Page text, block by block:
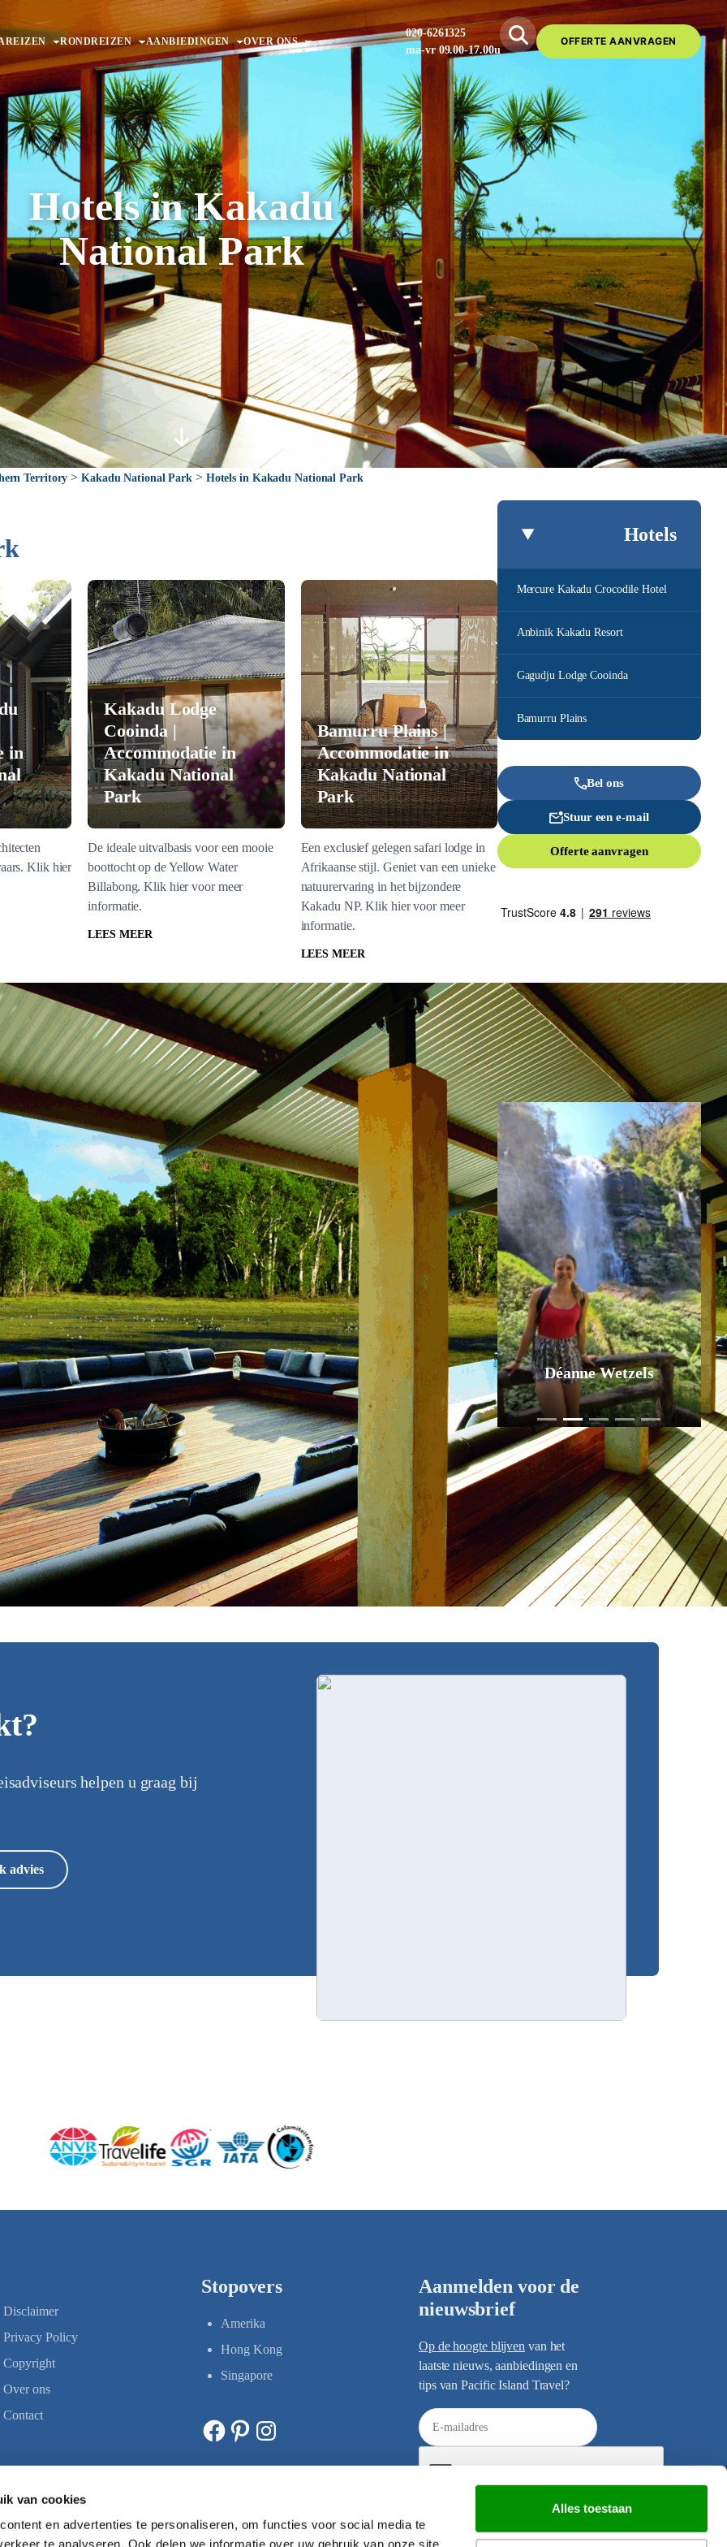
van cookies
en advertenties te personaliseren, om functies voor social media te
te analyseren. Ook delen we informatie over uw gebruik van onze site
Alles toestaan
RONDREIZEN AANBIEDINGEN OVER ONS
020-6261325
ma-vr 09.00-17.00u
OFFERTE AANVRAGEN
Hotels in Kakadu
National Park
Territory >Kakadu National Park > Hotels in Kakadu National Park
Hotels
Mercure Kakadu Crocodile Hotel
Anbinik Kakadu Resort
Gagudju Lodge Cooinda
Bamurru Plains
Bel ons
Stuur een e-mail
Offerte aanvragen
Inspiratie nodig?
Jurgen Pol
in
Klik hier
Kakadu Lodge
Cooinda |
Accommodatie in
Kakadu National
Park
De ideale uitvalbasis voor een mooie
boottocht op de Yellow Water
Billabong. Klik hier voor meer
informatie.
LEES MEER
Bamurru Plains |
Accommodatie in
Kakadu National
Park
Een exclusief gelegen safari lodge in
Afrikaanse stijl. Geniet van een unieke
natuurervaring in het bijzondere
Kakadu NP. Klik hier voor meer
informatie.
LEES MEER
helpen u graag bij
advies
Disclaimer
Privacy Policy
Copyright
Over ons
Contact
Stopovers
Amerika
Hong Kong
Singapore
Facebook Pinterest Instagram
Aanmelden voor de
nieuwsbrief
Op de hoogte blijven van het
laatste nieuws, aanbiedingen en
tips van Pacific Island Travel?
E
-
a